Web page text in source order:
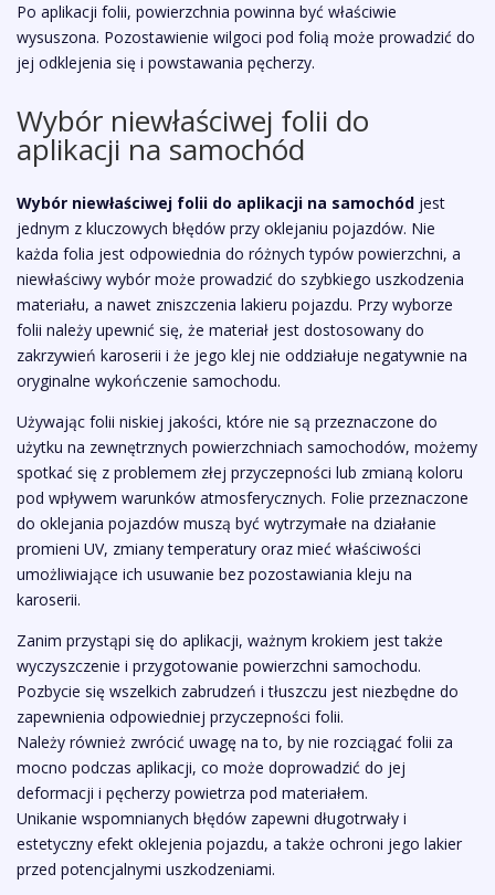
Po aplikacji folii, powierzchnia powinna być właściwie
wysuszona. Pozostawienie wilgoci pod folią może prowadzić do
jej odklejenia się i powstawania pęcherzy.
Wybór niewłaściwej folii do
aplikacji na samochód
Wybór niewłaściwej folii do aplikacji na samochód jest
jednym z kluczowych błędów przy oklejaniu pojazdów. Nie
każda folia jest odpowiednia do różnych typów powierzchni, a
niewłaściwy wybór może prowadzić do szybkiego uszkodzenia
materiału, a nawet zniszczenia lakieru pojazdu. Przy wyborze
folii należy upewnić się, że materiał jest dostosowany do
zakrzywień karoserii i że jego klej nie oddziałuje negatywnie na
oryginalne wykończenie samochodu.
Używając folii niskiej jakości, które nie są przeznaczone do
użytku na zewnętrznych powierzchniach samochodów, możemy
spotkać się z problemem złej przyczepności lub zmianą koloru
pod wpływem warunków atmosferycznych. Folie przeznaczone
do oklejania pojazdów muszą być wytrzymałe na działanie
promieni UV, zmiany temperatury oraz mieć właściwości
umożliwiające ich usuwanie bez pozostawiania kleju na
karoserii.
Zanim przystąpi się do aplikacji, ważnym krokiem jest także
wyczyszczenie i przygotowanie powierzchni samochodu.
Pozbycie się wszelkich zabrudzeń i tłuszczu jest niezbędne do
zapewnienia odpowiedniej przyczepności folii.
Należy również zwrócić uwagę na to, by nie rozciągać folii za
mocno podczas aplikacji, co może doprowadzić do jej
deformacji i pęcherzy powietrza pod materiałem.
Unikanie wspomnianych błędów zapewni długotrwały i
estetyczny efekt oklejenia pojazdu, a także ochroni jego lakier
przed potencjalnymi uszkodzeniami.